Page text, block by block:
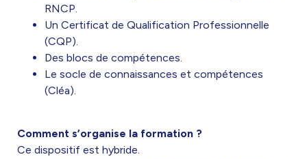
RNCP.
Un Certificat de Qualification Professionnelle
(CQP).
Des blocs de compétences.
Le socle de connaissances et compétences
(Cléa).
Comment s’organise la formation ?
Ce dispositif est hybride.